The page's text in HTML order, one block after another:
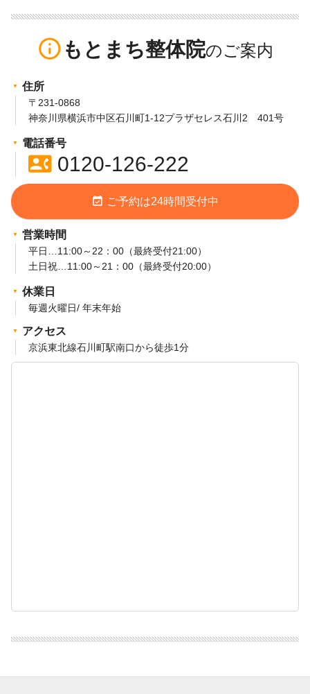
info_outline もとまち整体院
住所
〒231-0868
神奈川県横浜市中区石川町1-12プラザセレス石川2 401号
電話番号
contact_phone0120-126-222
event_available ご予約は24時間受付中
営業時間
平日…11:00～22：00（最終受付21:00）
土日祝…11:00～21：00（最終受付20:00）
休業日
毎週火曜日/ 年末年始
アクセス
京浜東北線石川町駅南口から徒歩1分